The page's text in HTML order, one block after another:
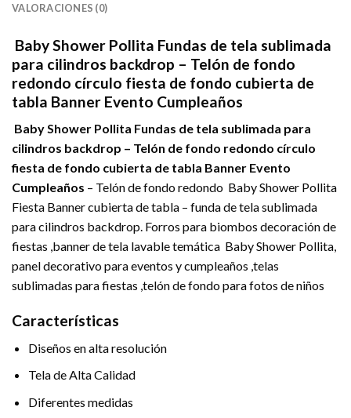
VALORACIONES (0)
Baby Shower Pollita Fundas de tela sublimada
para cilindros backdrop – Telón de fondo
redondo círculo fiesta de fondo cubierta de
tabla Banner Evento Cumpleaños
Baby Shower Pollita Fundas de tela sublimada para
cilindros backdrop – Telón de fondo redondo círculo
fiesta de fondo cubierta de tabla Banner Evento
Cumpleaños – Telón de fondo redondo Baby Shower Pollita
Fiesta Banner cubierta de tabla – funda de tela sublimada
para cilindros backdrop. Forros para biombos decoración de
fiestas ,banner de tela lavable temática Baby Shower Pollita,
panel decorativo para eventos y cumpleaños ,telas
sublimadas para fiestas ,telón de fondo para fotos de niños
Características
Diseños en alta resolución
Tela de Alta Calidad
Diferentes medidas